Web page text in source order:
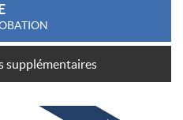
supplémentaires